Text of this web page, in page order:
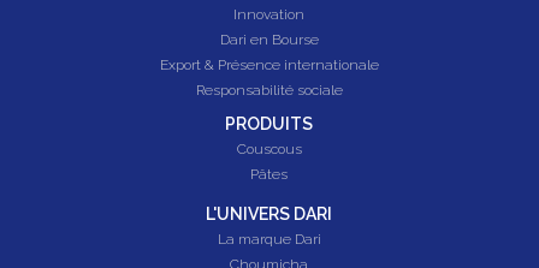
Innovation
Dari en Bourse
Export & Présence internationale
Responsabilité sociale
PRODUITS
Couscous
Pâtes
L'UNIVERS DARI
La marque Dari